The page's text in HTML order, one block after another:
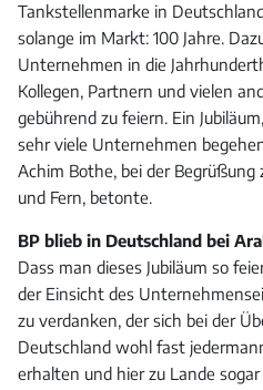
Tankstellenmarke in
solange im Markt: 100 Jahre.
Unternehmen in die
Kollegen, Partnern und vielen
gebührend zu feiern. Ein
sehr viele Unternehmen
Achim Bothe, bei der Begrüßung
und Fern, betonte.
BP blieb in Deutschland bei
Dass man dieses Jubiläum so
der Einsicht des
zu verdanken, der sich bei der
Deutschland wohl fast
erhalten und hier zu Lande